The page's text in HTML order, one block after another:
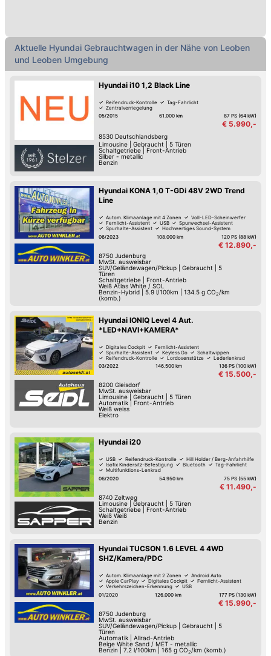
Aktuelle Hyundai Gebrauchtwagen in der Nähe von Leoben
und Leoben Umgebung
Hyundai i10 1,2 Black Line
Reifendruck-Kontrolle
Tag-Fahrlicht
Zentralverriegelung
05/2015
61.000 km 87 PS (64 kW)
€ 5.990,-
8530 Deutschlandsberg
Limousine| Gebraucht
5 Türen
Schaltgetriebe| Front-Antrieb
Silber - metallic
Benzin
Hyundai KONA 1,0 T-GDi 48V 2WD Trend
Line
Autom. Klimaanlage mit 4 Zonen
Voll-LED-Scheinwerfer
Fernlicht-Assistent
USB
Spurwechsel-Assistent
Spurhalte-Assistent
Hochwertiges Sound-System
Reifendruck-Kontrolle
06/2023 108.000 km 120 PS (88 kW)
€ 12.890,-
8750 Judenburg
MwSt. ausweisbar
SUV/Geländewagen/Pickup| Gebraucht|
5
Türen
Schaltgetriebe|
Front-Antrieb
Weiß Atlas White / SOL
Benzin-Hybrid
5.9 l/100km 134.5 g CO2/km
(komb.)
Hyundai IONIQ Level 4 Aut.
*LED+NAVI+KAMERA*
Digitales Cockpit
Fernlicht-Assistent
Spurhalte-Assistent
Keyless Go
Schaltwippen
Reifendruck-Kontrolle
Lordosenstütze
Lederlenkrad
03/2022
146.500 km 136 PS (100 kW)
€ 15.500,-
8200 Gleisdorf
MwSt. ausweisbar
Limousine| Gebraucht|
5 Türen
Automatik| Front-Antrieb
Weiß weiss
Elektro
Hyundai i20
USB Reifendruck-Kontrolle
Hill Holder / Berg-Anfahrhilfe
Isofix Kindersitz-Befestigung
Bluetooth
Tag-Fahrlicht
Multifunktions-Lenkrad
Zentralverriegelung mit Fernbedienung
06/2020 54.950 km 75 PS (55 kW)
€ 11.490,-
8740 Zeltweg
Limousine| Gebraucht|
5 Türen
Schaltgetriebe|
Front-Antrieb
Weiß Weiß
Benzin
Hyundai TUCSON 1.6 LEVEL 4 4WD
SHZ/Kamera/PDC
Autom. Klimaanlage mit 2 Zonen
Android Auto
Apple CarPlay
Digitales Cockpit
Fernlicht-Assistent
Verkehrszeichen-Erkennung
USB
Spurwechsel-Assistent
01/2020 126.000 km 177 PS (130 kW)
€ 15.990,-
8750 Judenburg
MwSt. ausweisbar
SUV/Geländewagen/Pickup| Gebraucht|
5
Türen
Automatik| Allrad-Antrieb
Beige White Sand / MET - metallic
Benzin
7.2 l/100km 165 g CO2/km (komb.)